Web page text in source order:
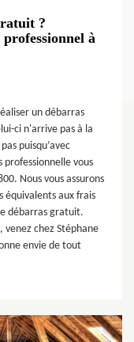
?
à
un débarras
ci n'arrive pas à la
puisqu’avec
vous
Nous vous assurons
équivalents aux frais
débarras gratuit.
venez chez Stéphane
envie de tout